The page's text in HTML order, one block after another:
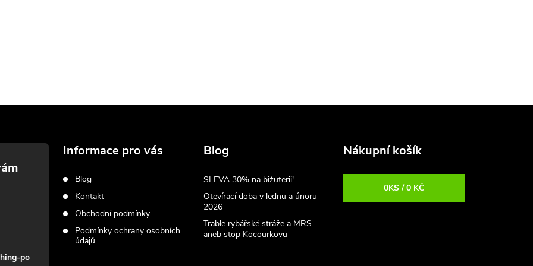
po
Informace pro vás
Blog
Kontakt
Obchodní podmínky
Podmínky ochrany osobních
údajů
Blog
SLEVA 30% na bižuterii!
Otevírací doba v lednu a únoru
2026
Trable rybářské stráže a MRS
aneb stop Kocourkovu
Nákupní košík
0KS /0 KČ